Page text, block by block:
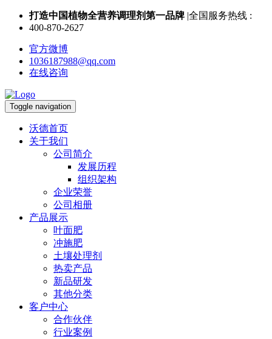
打造中国植物全营养调理剂第一品牌 |全国服务热线 :
400-870-2627
官方微博
1036187988@qq.com
在线咨询
Toggle navigation
沃德首页
关于我们
公司简介
发展历程
组织架构
企业荣誉
公司相册
产品展示
叶面肥
冲施肥
土壤处理剂
热卖产品
新品研发
其他分类
客户中心
合作伙伴
行业案例